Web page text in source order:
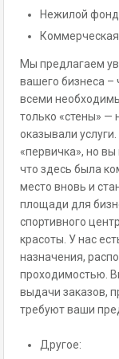
Нежилой
Мы предлагаем
вашего бизнеса –
всеми
только «стены» —
оказывали
«первичка», но
что здесь была
место вновь и
площади для
спортивного
красоты. У нас
назначения,
проходимостью.
выдачи заказов,
требуют ваши
Другое: